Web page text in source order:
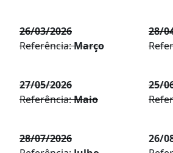
26/03/2026
Referência:Março
28/
27/05/2026
Referência:Maio
25/
28/07/2026
26/